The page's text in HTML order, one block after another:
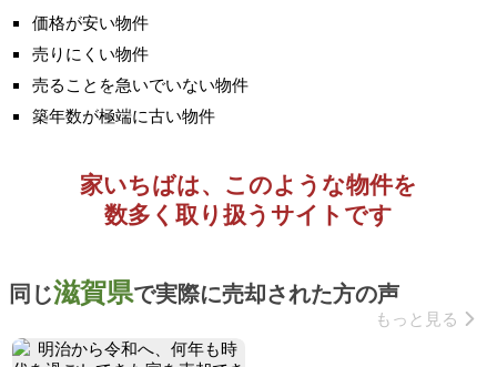
価格が安い物件
売りにくい物件
売ることを急いでいない物件
築年数が極端に古い物件
家いちばは、このような物件を
数多く取り扱うサイトです
同じ滋賀県で実際に売却された方の声
もっと見る